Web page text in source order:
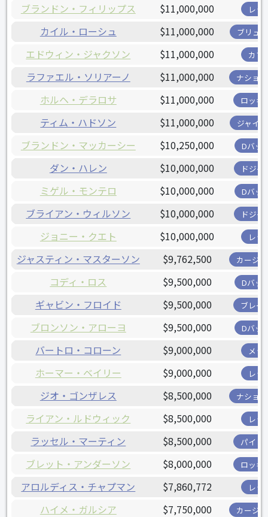
ブランドン・フィリップス $11,000,000 レッ
カイル・ローシュ $11,000,000 ブリュ
エドウィン・ジャクソン $11,000,000 カブ
ラファエル・ソリアーノ $11,000,000 ナショ
ホルヘ・デラロサ $11,000,000 ロッキ
ティム・ハドソン $11,000,000 ジャイ
ブランドン・マッカーシー $10,250,000 Dバッ
ダン・ハレン $10,000,000 ドジャ
ミゲル・モンテロ $10,000,000 Dバッ
ブライアン・ウィルソン $10,000,000 ドジャ
ジョニー・クエト $10,000,000 レッ
ジャスティン・マスターソン $9,762,500 カージ
コディ・ロス $9,500,000 Dバッ
ギャビン・フロイド $9,500,000 ブレー
ブロンソン・アローヨ $9,500,000 Dバッ
バートロ・コローン $9,000,000 メッ
ホーマー・ベイリー $9,000,000 レッ
ジオ・ゴンザレス $8,500,000 ナショ
ライアン・ルドウィック $8,500,000 レッ
ラッセル・マーティン $8,500,000 パイレ
ブレット・アンダーソン $8,000,000 ロッキ
アロルディス・チャプマン $7,860,772 レッ
ハイメ・ガルシア $7,750,000 カージ